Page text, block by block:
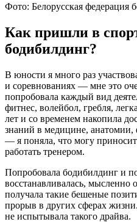
Фото: Белорусская федерация
Как пришли в
бодибилдинг?
В юности я много раз
и соревнованиях — мне это
попробовала каждый вид
фитнес, волейбол, гребля,
лет и со временем накопила
знаний в медицине,
— я поняла, что могу
работать тренером.
Попробовала бодибилдинг и
восстанавливалась, мысленно
получала такие бешеные
прорыв в других сферах
не испытывала такого драйва.